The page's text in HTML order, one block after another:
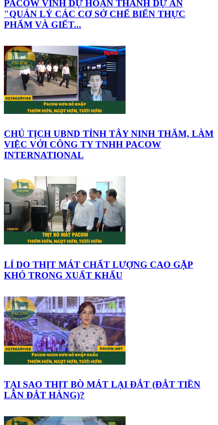
PACOW VINH DỰ HOÀN THÀNH DỰ ÁN
"QUẢN LÝ CÁC CƠ SỞ CHẾ BIẾN THỰC
PHẨM VÀ GIẾT...
CHỦ TỊCH UBND TỈNH TÂY NINH THĂM, LÀM
VIỆC VỚI CÔNG TY TNHH PACOW
INTERNATIONAL
LÍ DO THỊT MÁT CHẤT LƯỢNG CAO GẶP
KHÓ TRONG XUẤT KHẨU
TẠI SAO THỊT BÒ MÁT LẠI ĐẮT (ĐẮT TIỀN
LẪN ĐẮT HÀNG)?